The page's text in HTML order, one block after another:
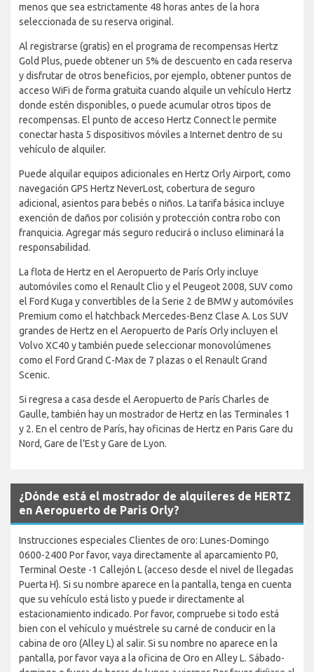
menos que sea estrictamente 48 horas antes de la hora
seleccionada de su reserva original.
Al registrarse (gratis) en el programa de recompensas Hertz
Gold Plus, puede obtener un 5% de descuento en cada reserva
y disfrutar de otros beneficios, por ejemplo, obtener puntos de
acceso WiFi de forma gratuita cuando alquile un vehículo Hertz
donde estén disponibles, o puede acumular otros tipos de
recompensas. El punto de acceso Hertz Connect le permite
conectar hasta 5 dispositivos móviles a Internet dentro de su
vehículo de alquiler.
Puede alquilar equipos adicionales en Hertz Orly Airport, como
navegación GPS Hertz NeverLost, cobertura de seguro
adicional, asientos para bebés o niños. La tarifa básica incluye
exención de daños por colisión y protección contra robo con
franquicia. Agregar más seguro reducirá o incluso eliminará la
responsabilidad.
La flota de Hertz en el Aeropuerto de París Orly incluye
automóviles como el Renault Clio y el Peugeot 2008, SUV como
el Ford Kuga y convertibles de la Serie 2 de BMW y automóviles
Premium como el hatchback Mercedes-Benz Clase A. Los SUV
grandes de Hertz en el Aeropuerto de París Orly incluyen el
Volvo XC40 y también puede seleccionar monovolúmenes
como el Ford Grand C-Max de 7 plazas o el Renault Grand
Scenic.
Si regresa a casa desde el Aeropuerto de París Charles de
Gaulle, también hay un mostrador de Hertz en las Terminales 1
y 2. En el centro de París, hay oficinas de Hertz en Paris Gare du
Nord, Gare de l'Est y Gare de Lyon.
¿Dónde está el mostrador de alquileres de HERTZ
en Aeropuerto de Paris Orly?
Instrucciones especiales Clientes de oro: Lunes-Domingo
0600-2400 Por favor, vaya directamente al aparcamiento P0,
Terminal Oeste -1 Callejón L (acceso desde el nivel de llegadas
Puerta H). Si su nombre aparece en la pantalla, tenga en cuenta
que su vehículo está listo y puede ir directamente al
estacionamiento indicado. Por favor, compruebe si todo está
bien con el vehículo y muéstrele su carné de conducir en la
cabina de oro (Alley L) al salir. Si su nombre no aparece en la
pantalla, por favor vaya a la oficina de Oro en Alley L. Sábado-